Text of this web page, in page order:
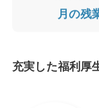
月の残
充実した福利厚